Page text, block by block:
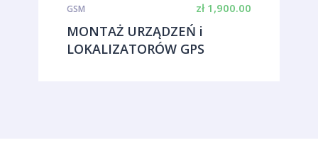
zł 1,900.00
GSM
MONTAŻ URZĄDZEŃ i
LOKALIZATORÓW GPS